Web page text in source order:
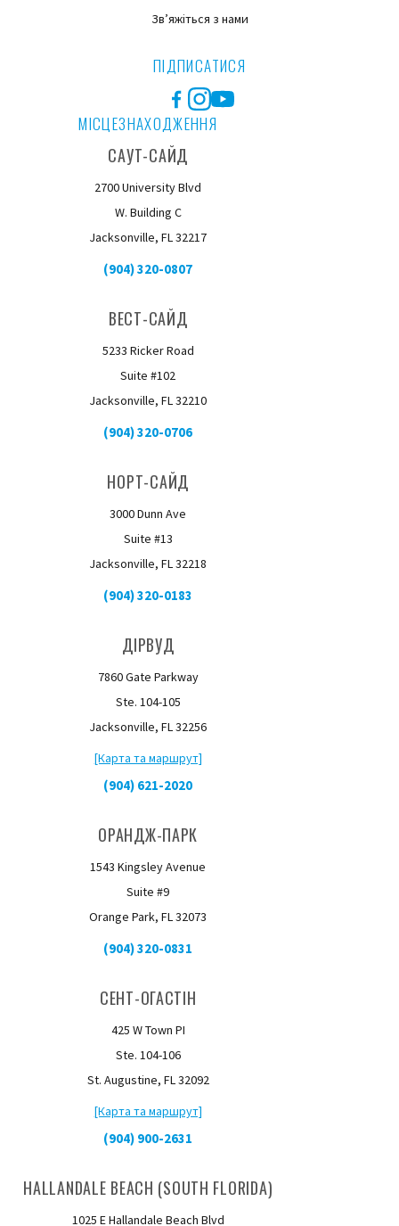
Зв’яжіться з нами
ПІДПИСАТИСЯ
Facebook
Instagram
YouTube
МІСЦЕЗНАХОДЖЕННЯ
САУТ-САЙД
2700 University Blvd
W. Building C
Jacksonville, FL 32217
(904) 320-0807
ВЕСТ-САЙД
5233 Ricker Road
Suite #102
Jacksonville, FL 32210
(904) 320-0706
НОРТ-САЙД
3000 Dunn Ave
Suite #13
Jacksonville, FL 32218
(904) 320-0183
ДІРВУД
7860 Gate Parkway
Ste. 104-105
Jacksonville, FL 32256
[Карта та маршрут]
(904) 621-2020
ОРАНДЖ-ПАРК
1543 Kingsley Avenue
Suite #9
Orange Park, FL 32073
(904) 320-0831
СЕНТ-ОГАСТІН
425 W Town PI
Ste. 104-106
St. Augustine, FL 32092
[Карта та маршрут]
(904) 900-2631
HALLANDALE BEACH (SOUTH FLORIDA)
1025 E Hallandale Beach Blvd